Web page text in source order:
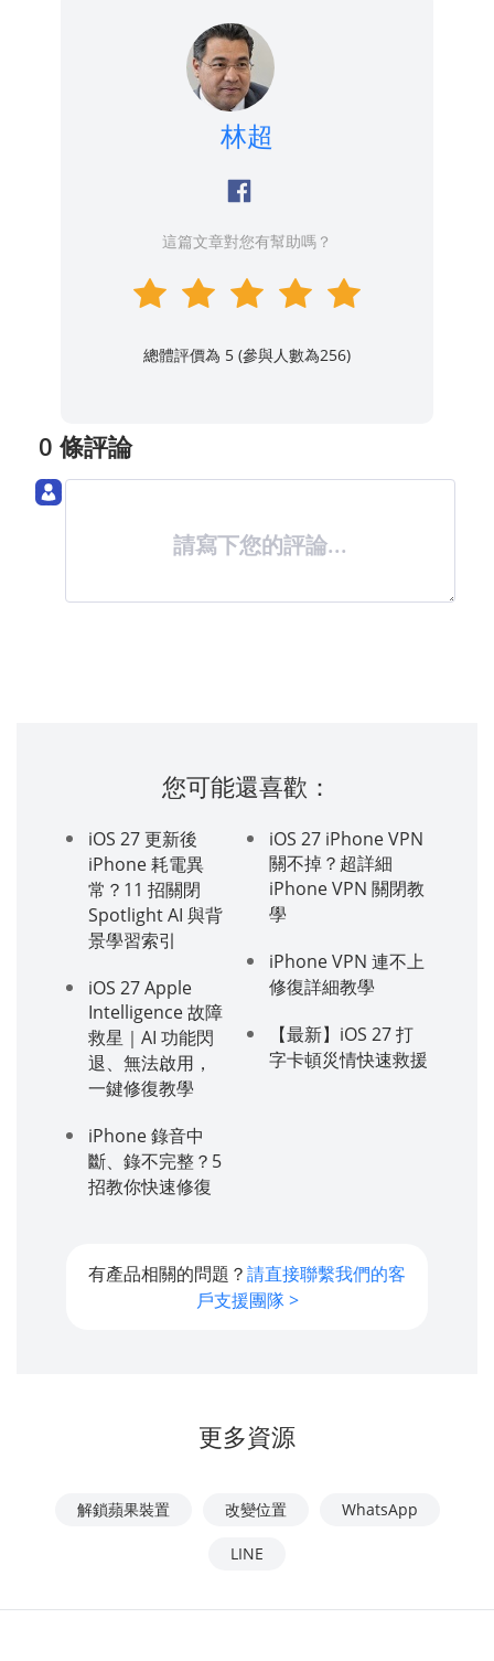
林超
這篇文章對您有幫助嗎？
總體評價為 5 (參與人數為256)
0 條評論
請寫下您的評論...
您可能還喜歡：
iOS 27 更新後
iPhone 耗電異
常？11 招關閉
Spotlight AI 與背
景學習索引
iOS 27 Apple
Intelligence 故障
救星｜AI 功能閃
退、無法啟用，
一鍵修復教學
iPhone 錄音中
斷、錄不完整？5
招教你快速修復
iOS 27 iPhone VPN
關不掉？超詳細
iPhone VPN 關閉教
學
iPhone VPN 連不上
修復詳細教學
【最新】iOS 27 打
字卡頓災情快速救援
有產品相關的問題？請直接聯繫我們的客
戶支援團隊 >
更多資源
解鎖蘋果裝置 改變位置 WhatsApp
LINE